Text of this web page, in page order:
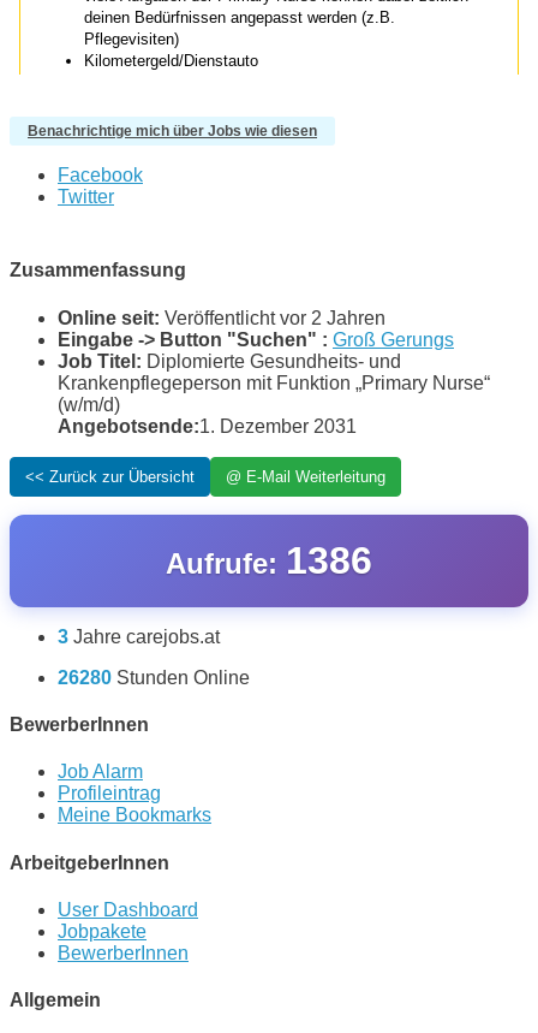
Benachrichtige mich über Jobs wie diesen
Facebook
Twitter
Zusammenfassung
Online seit: Veröffentlicht vor 2 Jahren
Eingabe -> Button "Suchen" : Groß Gerungs
Job Titel: Diplomierte Gesundheits- und
Krankenpflegeperson mit Funktion „Primary Nurse“
(w/m/d)
Angebotsende:1. Dezember 2031
Aufrufe: 1386
3 Jahre carejobs.at
26280 Stunden Online
BewerberInnen
Job Alarm
Profileintrag
Meine Bookmarks
ArbeitgeberInnen
User Dashboard
Jobpakete
BewerberInnen
Allgemein